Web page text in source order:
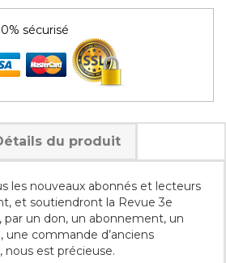
sécurisé
du produit
les nouveaux abonnés et lecteurs
et soutiendront la Revue 3e
par un don, un abonnement, un
une commande d’anciens
nous est précieuse.